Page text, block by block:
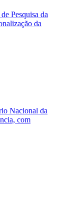
Pesquisa da
da
Nacional da
com